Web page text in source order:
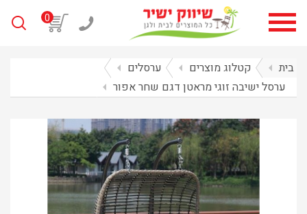
0
בית arrow_left קטלוג מוצרים arrow_left ערסלים arrow_left
ערסל ישיבה זוגי מראטן דגם שחר אפור arrow_left